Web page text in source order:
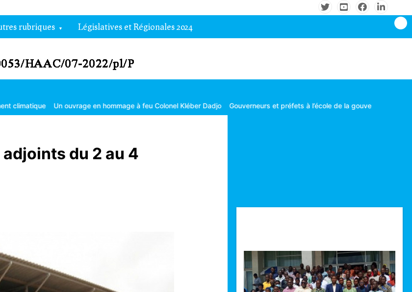
rubriques Législatives et Régionales 2024
Un ouvrage en hommage à feu Colonel Kléber Dadjo Gouverneurs et préfets à l’école de la gouvernance territoriale
du 2 au 4